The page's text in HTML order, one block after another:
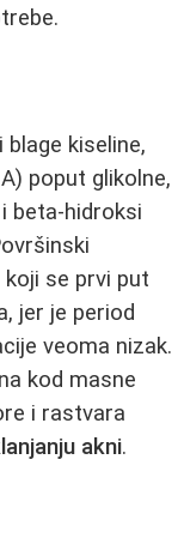
blage kiseline,
poput glikolne,
beta-hidroksi
se prvi put
jer je period
veoma nizak.
kod masne
i rastvara
akni.